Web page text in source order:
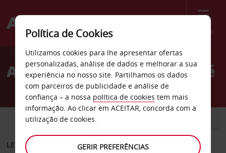
Menu
Welcome
AvisAluguer de carros Santa Fé
CARRO
LEVANTAR EM
Política de Cookies
Utilizamos cookies para lhe apresentar ofertas
personalizadas, análise de dados e melhorar a sua
experiência no nosso site. Partilhamos os dados
com parceiros de publicidade e análise de
confiança – a nossa política de cookies tem mais
informação. Ao clicar em ACEITAR, concorda com a
utilização de cookies.
GERIR PREFERÊNCIAS